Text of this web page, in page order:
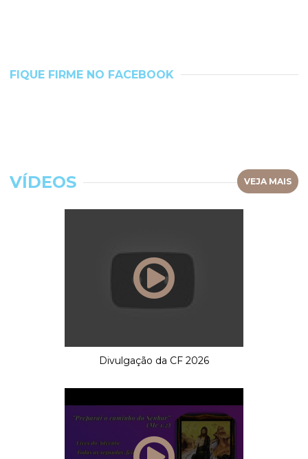
FIQUE FIRME NO FACEBOOK
VÍDEOS VEJA MAIS
Divulgação da CF 2026